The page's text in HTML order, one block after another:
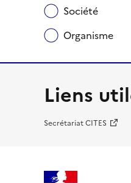
Société
Organisme
Liens
Secrétariat CITES